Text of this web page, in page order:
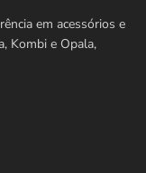
em acessórios e
Kombi e Opala,